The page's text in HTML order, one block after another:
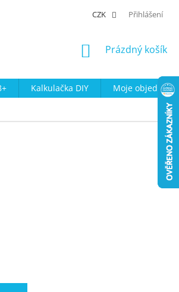
CZK Přihlášení
NÁKUPNÍ
Prázdný košík
Kalkulačka DIY
Moje